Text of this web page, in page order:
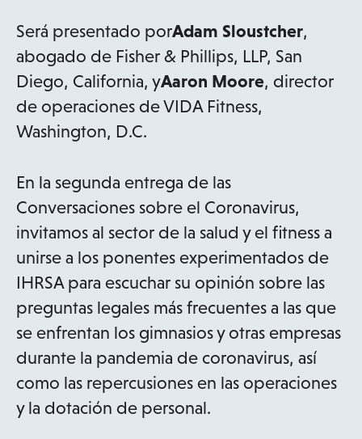
Será presentado porAdam Sloustcher,
abogado de Fisher & Phillips, LLP, San
Diego, California, yAaron Moore, director
de operaciones de VIDA Fitness,
Washington, D.C.
En la segunda entrega de las
Conversaciones sobre el Coronavirus,
invitamos al sector de la salud y el fitness a
unirse a los ponentes experimentados de
IHRSA para escuchar su opinión sobre las
preguntas legales más frecuentes a las que
se enfrentan los gimnasios y otras empresas
durante la pandemia de coronavirus, así
como las repercusiones en las operaciones
y la dotación de personal.